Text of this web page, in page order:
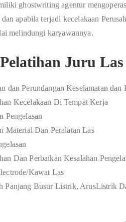
ghostwriting agentur
apabila terjadi kecelakaan
melindungi karyawannya.
Juru Las
dan Perundangan Keselamatan
Kecelakaan Di Tempat Kerja
Pengelasan
Material Dan Peralatan Las
Dan Perbaikan Kesalahan
Kawat Las
Panjang Busur Listrik, ArusListrik